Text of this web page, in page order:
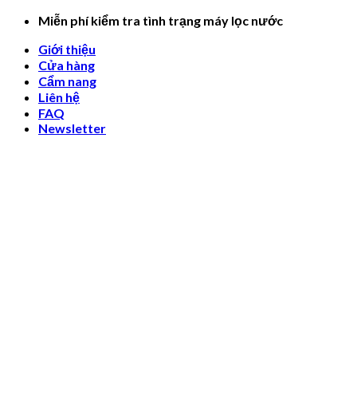
Skip
content
Miễn phí kiểm tra tình trạng máy lọc nước
Giới thiệu
Cửa hàng
Cẩm nang
Liên hệ
FAQ
Newsletter